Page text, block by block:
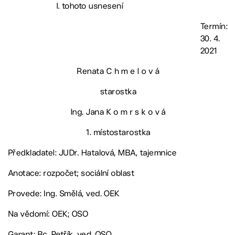
I. tohoto usnesení
Termín:
30. 4.
2021
Renata C h m e l o v á
starostka
Ing. Jana K o m r s k o v á
1. místostarostka
Předkladatel: JUDr. Hatalová, MBA, tajemnice
Anotace: rozpočet; sociální oblast
Provede: Ing. Smělá, ved. OEK
Na vědomí: OEK; OSO